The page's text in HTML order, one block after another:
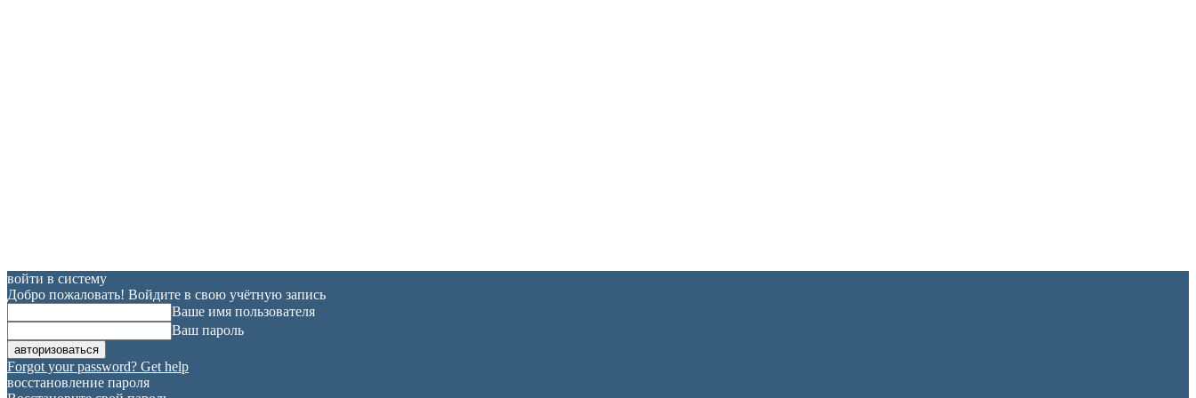
войти в систему
Добро пожаловать! Войдите в свою учётную запись
Ваше имя пользователя
Ваш пароль
Forgot your password? Get help
восстановление пароля